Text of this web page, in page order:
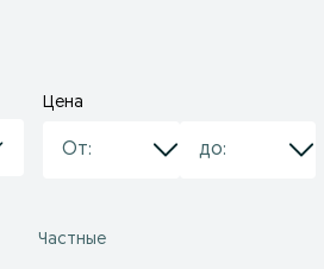
Цена
Частные